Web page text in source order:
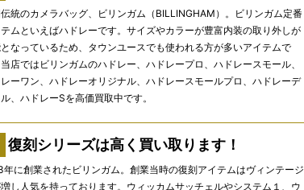
統のカメラバッグ、ビリンガム（BILLINGHAM）。ビリンガム定番
ムといえばハドレーです。サイズやカラーが豊富内装の取り外しが
なっているため、タウンユースでも使われる方が多いアイテムで
店ではビリンガムのハドレー、ハドレープロ、ハドレースモール、
ーワン、ハドレーオリジナル、ハドレースモールプロ、ハドレーデ
、ハドレーSを高価買取中です。
復刻シリーズは高く買い取ります！
年に創業されたビリンガム。創業当時の復刻アイテムはヴィンテージ
し人気を持っております。ウィッカムサッチェルやシステム１、ウ